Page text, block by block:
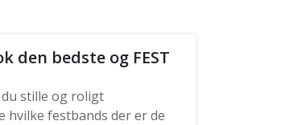
den bedste og FEST
stille og roligt
hvilke festbands der er de